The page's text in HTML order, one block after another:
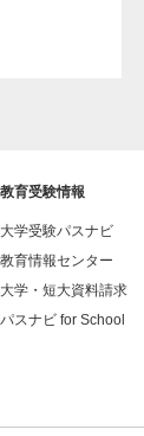
教育受験情報
大学受験パスナビ
教育情報センター
大学・短大資料請求
パスナビ for School